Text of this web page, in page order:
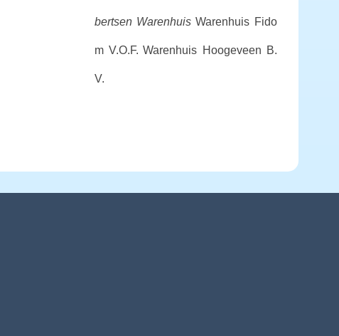
bertsen Warenhuis Warenhuis Fido
m V.O.F. Warenhuis Hoogeveen B.
V.